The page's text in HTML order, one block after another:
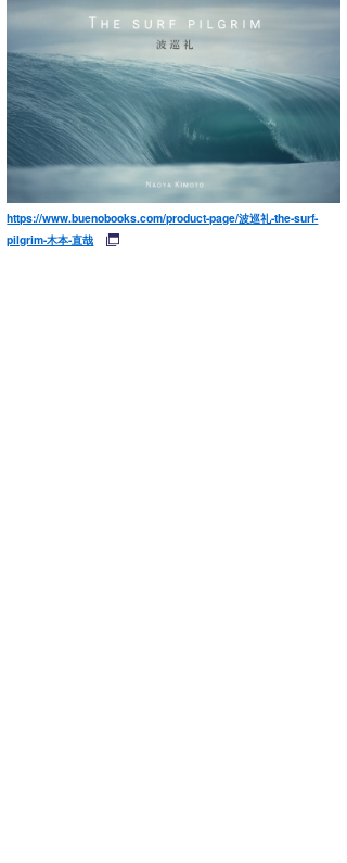
https://www.buenobooks.com/product-page/波巡礼-the-surf-
pilgrim-木本-直哉